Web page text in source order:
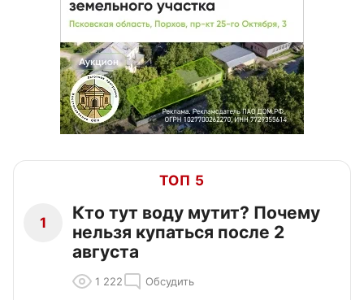
ТОП 5
1
Кто тут воду мутит? Почему
нельзя купаться после 2
августа
1 222 Обсудить